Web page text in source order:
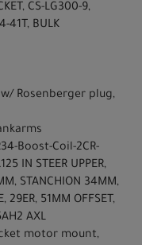
CS-LG300-9,
41T, BULK
Rosenberger plug,
Boost-Coil-2CR-
IN STEER UPPER,
STANCHION 34MM,
29ER, 51MM OFFSET,
AXL
motor mount,